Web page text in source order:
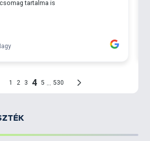
rögzíthető
vége szétcipzározható, így